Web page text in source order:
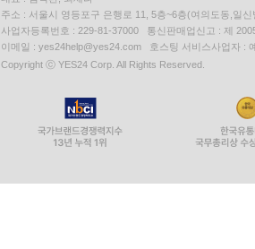
주소 : 서울시 영등포구 은행로 11, 5층~6층(여의도동,일신
사업자등록번호 : 229-81-37000 통신판매업신고 : 제
이메일 : yes24help@yes24.com 호스팅 서비스사업자 :
Copyright ⓒ YES24 Corp. All Rights Reserved.